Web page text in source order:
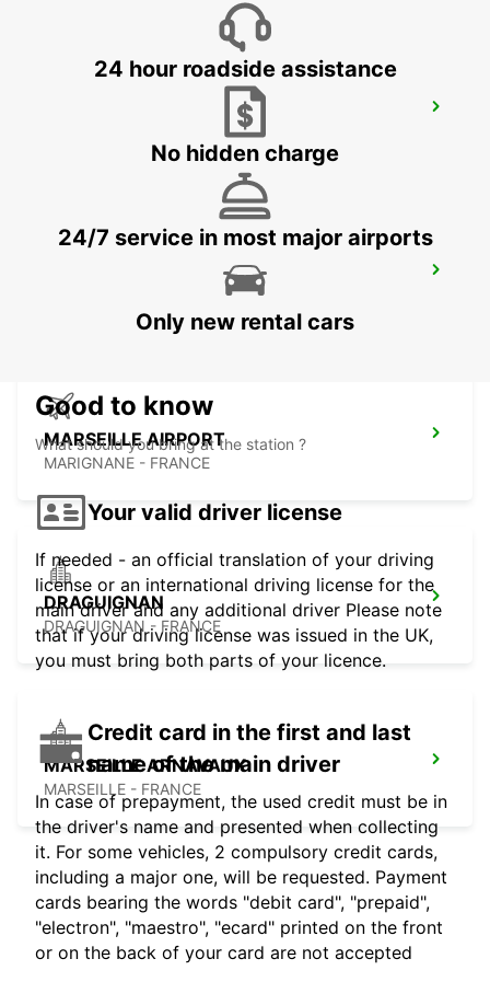
MARSEILLE AIRPORT
MARIGNANE - FRANCE
DRAGUIGNAN
DRAGUIGNAN - FRANCE
MARSEILLE ARNAVAUX
MARSEILLE - FRANCE
24 hour roadside assistance
No hidden charge
24/7 service in most major airports
Only new rental cars
Good to know
What should you bring at the station ?
Your valid driver license
If needed - an official translation of your driving
license or an international driving license for the
main driver and any additional driver Please note
that if your driving license was issued in the UK,
you must bring both parts of your licence.
Credit card in the first and last
name of the main driver
In case of prepayment, the used credit must be in
the driver's name and presented when collecting
it. For some vehicles, 2 compulsory credit cards,
including a major one, will be requested. Payment
cards bearing the words "debit card", "prepaid",
"electron", "maestro", "ecard" printed on the front
or on the back of your card are not accepted